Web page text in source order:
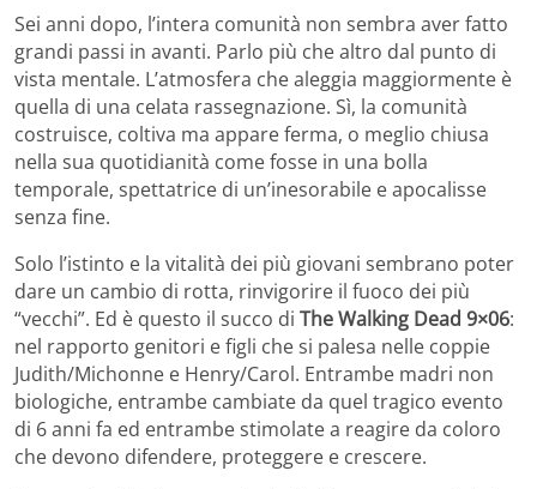
Sei anni dopo, l’intera comunità non sembra aver fatto
grandi passi in avanti. Parlo più che altro dal punto di
vista mentale. L’atmosfera che aleggia maggiormente è
quella di una celata rassegnazione. Sì, la comunità
costruisce, coltiva ma appare ferma, o meglio chiusa
nella sua quotidianità come fosse in una bolla
temporale, spettatrice di un’inesorabile e apocalisse
senza fine.
Solo l’istinto e la vitalità dei più giovani sembrano poter
dare un cambio di rotta, rinvigorire il fuoco dei più
“vecchi”. Ed è questo il succo di The Walking Dead 9×06:
nel rapporto genitori e figli che si palesa nelle coppie
Judith/Michonne e Henry/Carol. Entrambe madri non
biologiche, entrambe cambiate da quel tragico evento
di 6 anni fa ed entrambe stimolate a reagire da coloro
che devono difendere, proteggere e crescere.